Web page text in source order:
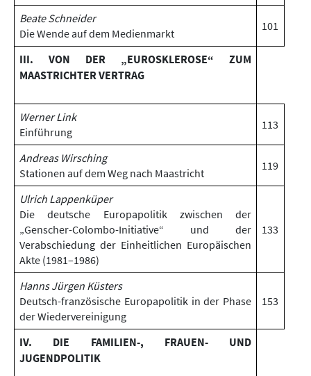
Beate Schneider
Die Wende auf dem Medienmarkt
101
III. VON DER „EUROSKLEROSE“ ZUM
MAASTRICHTER VERTRAG
Werner Link
Einführung
113
Andreas Wirsching
Stationen auf dem Weg nach Maastricht
119
Ulrich Lappenküper
Die deutsche Europapolitik zwischen der
„Genscher-Colombo-Initiative“ und der
Verabschiedung der Einheitlichen Europäischen
Akte (1981–1986)
133
Hanns Jürgen Küsters
Deutsch-französische Europapolitik in der Phase
der Wiedervereinigung
153
IV. DIE FAMILIEN-, FRAUEN- UND
JUGENDPOLITIK